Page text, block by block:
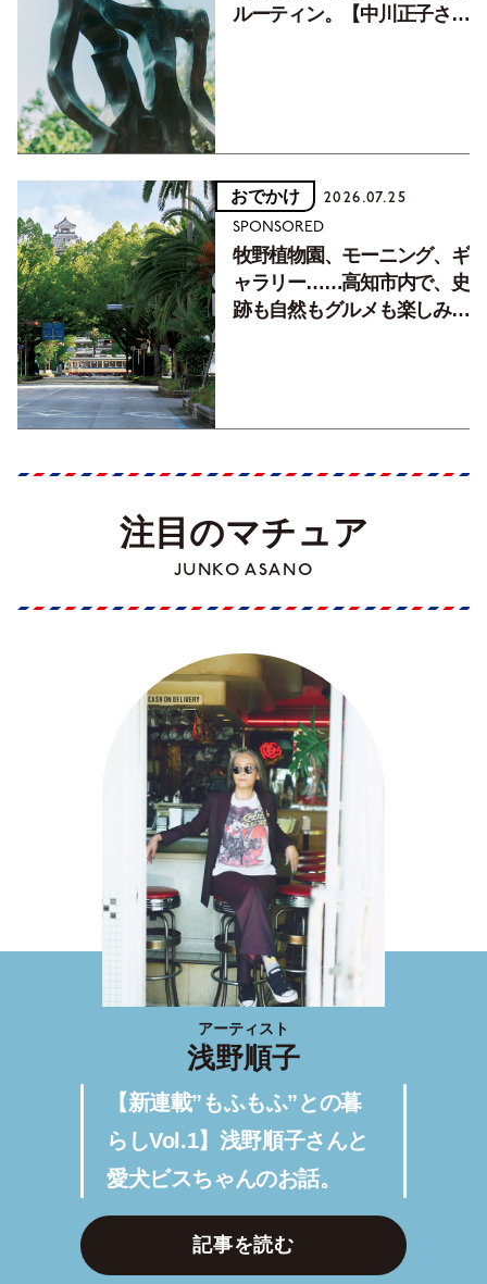
ルーティン。【中川正子さん
おでかけ 2026.07.25
SPONSORED
牧野植物園、モーニング、ギ
ャラリー……高知市内で、史
跡も自然もグルメも楽しみ尽
注目のマチュア
JUNKO ASANO
アーティスト
浅野順子
【新連載”もふもふ”との暮
らしVol.1】浅野順子さんと
愛犬ビスちゃんのお話。
記事を読む